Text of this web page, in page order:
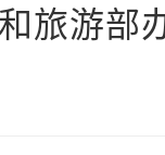
旅游部